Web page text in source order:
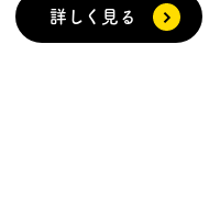
詳しく見る